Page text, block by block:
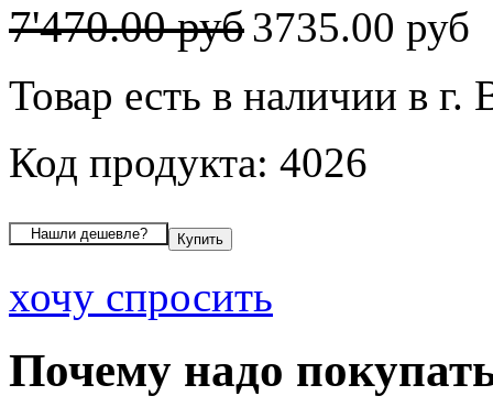
7'470.00 руб3735.00 руб
Товар есть в наличии в г.
Код продукта: 4026
хочу спросить
Почему надо